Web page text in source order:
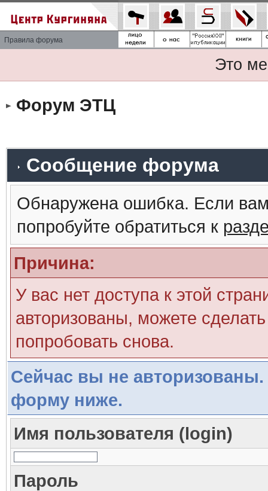
Правила форума
Это
Форум ЭТЦ
Сообщение форума
Обнаружена ошибка. Если
попробуйте обратиться к
Причина:
У вас нет доступа к этой
авторизованы, можете
попробовать снова.
Сейчас вы не авторизованы.
форму ниже.
Имя пользователя (login)
Пароль